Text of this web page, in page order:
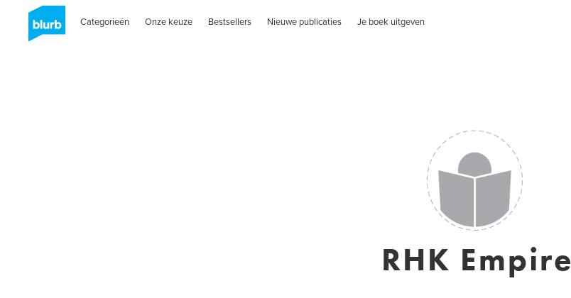
Categorieën Onze keuze Bestsellers Nieuwe publicaties Je boek uitgeven
RHK Empire